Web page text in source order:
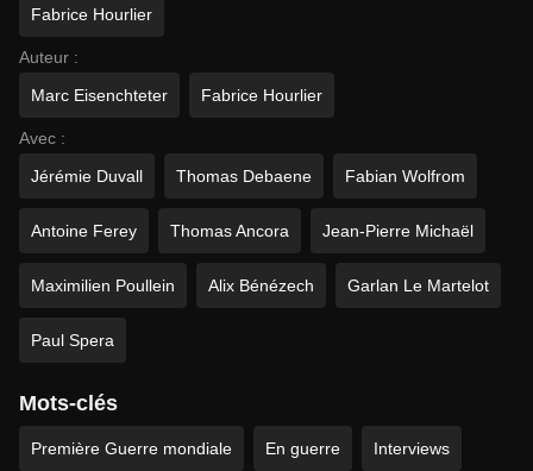
Fabrice Hourlier
Auteur :
Marc Eisenchteter
Fabrice Hourlier
Avec :
Jérémie Duvall
Thomas Debaene Fabian Wolfrom
Antoine Ferey Thomas Ancora Jean-Pierre Michaël
Maximilien Poullein Alix Bénézech Garlan Le Martelot
Paul Spera
Mots-clés
Première Guerre mondiale En guerre Interviews